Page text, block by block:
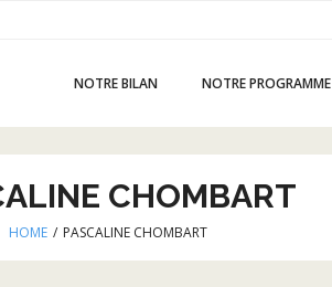
NOTRE BILAN NOTRE PROGRAMME
CHOMBART
HOME / PASCALINE CHOMBART